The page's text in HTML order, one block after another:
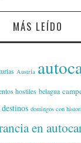
MÁS LEÍDO
Austria
hostiles belagua
destinos domingos con
en